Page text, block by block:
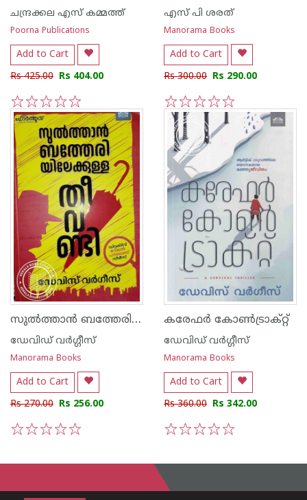
ചന്ദ്രക്കല എസ് കമ്മത്ത്
Poorna Publications
Add to Cart
Rs 425.00 Rs 404.00
5
4
3
2
1
എസ് പി ശരത്
Manorama Books
Add to Cart
Rs 300.00 Rs 290.00
5
4
2
സുൽത്താൻ ബത്തേരിയിലേക്കുള്ള തീവണ്ടി
ഡേവിഡ് വര്‍ഗ്ഗീസ്
Manorama Books
Add to Cart
Rs 270.00 Rs 256.00
കരേഫർ കോൺട്രാക്റ്റ്
ഡേവിഡ് വര്‍ഗ്ഗീസ്
Manorama Books
Add to Cart
Rs 360.00 Rs 342.00